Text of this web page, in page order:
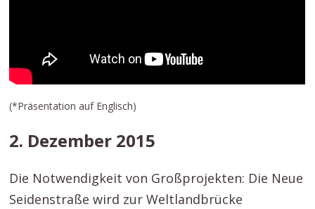
(*Präsentation auf Englisch)
2. Dezember 2015
Die Notwendigkeit von Großprojekten: Die Neue
Seidenstraße wird zur Weltlandbrücke